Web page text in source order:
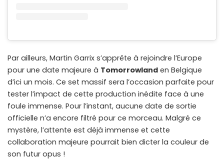
Par ailleurs, Martin Garrix s’apprête à rejoindre l’Europe
pour une date majeure à Tomorrowland en Belgique
d’ici un mois. Ce set massif sera l’occasion parfaite pour
tester l’impact de cette production inédite face à une
foule immense. Pour l’instant, aucune date de sortie
officielle n’a encore filtré pour ce morceau. Malgré ce
mystère, l’attente est déjà immense et cette
collaboration majeure pourrait bien dicter la couleur de
son futur opus !